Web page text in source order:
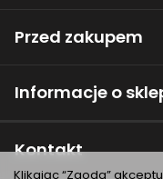
Przed zakupem
Informacje o
Kontakt
Klikając “Zgoda”